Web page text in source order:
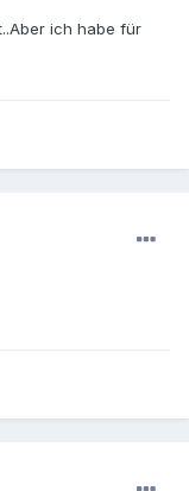
ich habe für